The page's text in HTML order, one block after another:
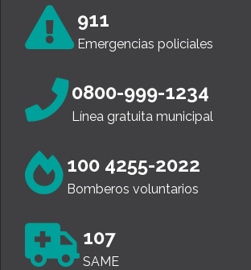
911
Emergencias policiales
0800-999-1234
Línea gratuita municipal
100 4255-2022
Bomberos voluntarios
107
SAME